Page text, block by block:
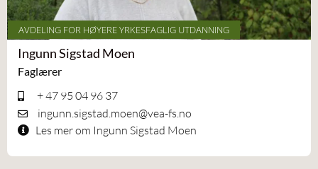
AVDELING FOR HØYERE YRKESFAGLIG UTDANNING
Ingunn Sigstad Moen
Faglærer
+ 47 95 04 96 37
ingunn.sigstad.moen@vea-fs.no
Les mer om Ingunn Sigstad Moen